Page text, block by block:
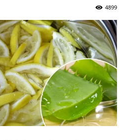
4899